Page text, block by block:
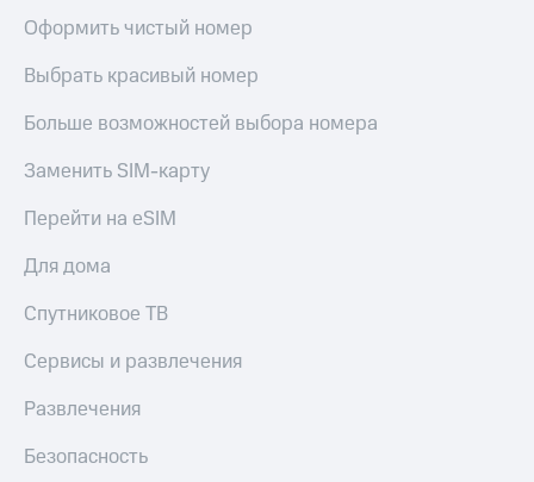
Оформить чистый номер
Выбрать красивый номер
Больше возможностей выбора номера
Заменить SIM-карту
Перейти на eSIM
Для дома
Спутниковое ТВ
Сервисы и развлечения
Развлечения
Безопасность